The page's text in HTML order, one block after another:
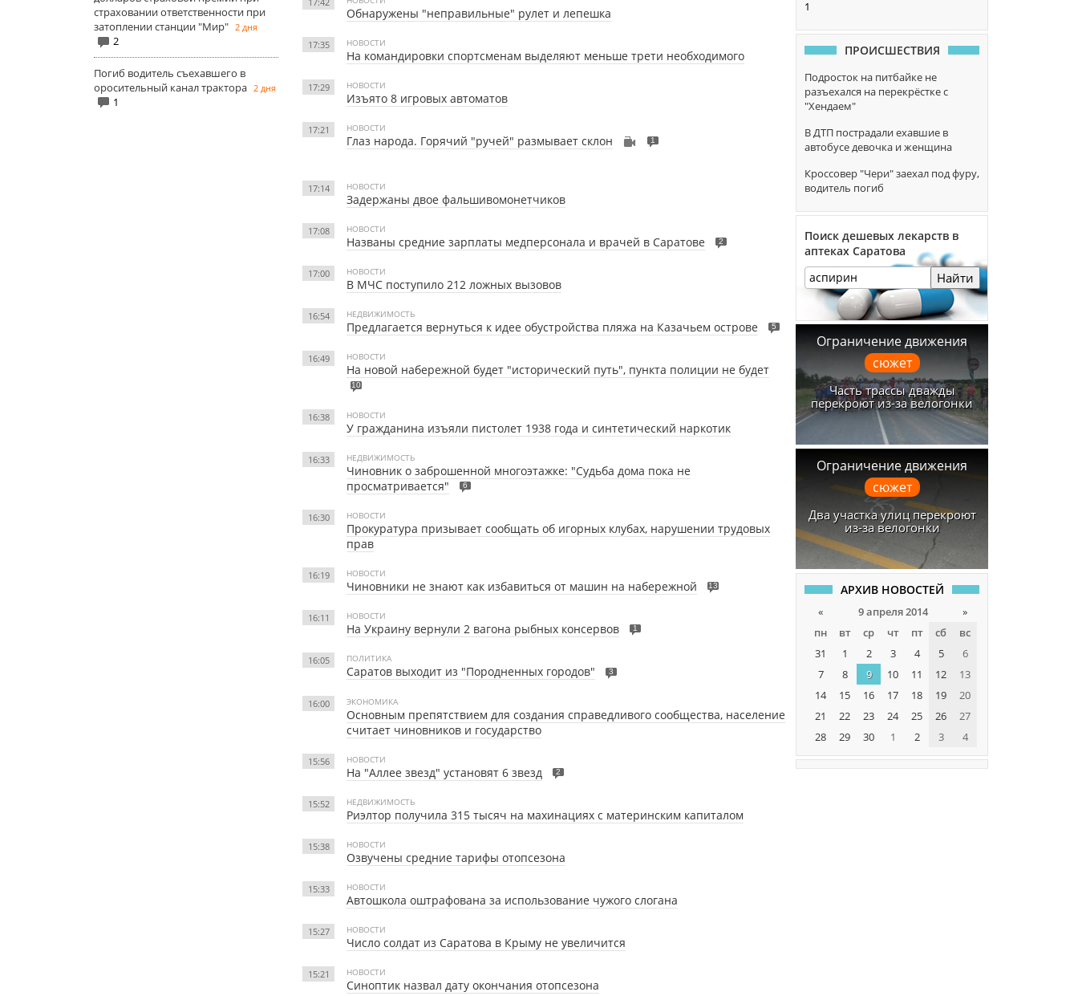
страховании ответственности при
затоплении станции "Мир" 2 дня
2
Погиб водитель съехавшего в
оросительный канал трактора 2 дня
1
Обнаружены "неправильные" рулет и лепешка
17:35 НОВОСТИ
На командировки спортсменам выделяют меньше трети необходимого
17:29 НОВОСТИ
Изъято 8 игровых автоматов
17:21 НОВОСТИ
Глаз народа. Горячий "ручей" размывает склон 1
17:14 НОВОСТИ
Задержаны двое фальшивомонетчиков
17:08 НОВОСТИ
Названы средние зарплаты медперсонала и врачей в Саратове 2
17:00 НОВОСТИ
В МЧС поступило 212 ложных вызовов
16:54 НЕДВИЖИМОСТЬ
Предлагается вернуться к идее обустройства пляжа на Казачьем острове 5
16:49 НОВОСТИ
На новой набережной будет "исторический путь", пункта полиции не будет
10
16:38 НОВОСТИ
У гражданина изъяли пистолет 1938 года и синтетический наркотик
16:33 НЕДВИЖИМОСТЬ
Чиновник о заброшенной многоэтажке: "Судьба дома пока не
просматривается"
6
16:30 НОВОСТИ
Прокуратура призывает сообщать об игорных клубах, нарушении трудовых
прав
16:19 НОВОСТИ
Чиновники не знают как избавиться от машин на набережной 13
16:11 НОВОСТИ
На Украину вернули 2 вагона рыбных консервов 1
16:05 ПОЛИТИКА
Саратов выходит из "Породненных городов" 3
16:00 ЭКОНОМИКА
Основным препятствием для создания справедливого сообщества, население
считает чиновников и государство
15:56 НОВОСТИ
На "Аллее звезд" установят 6 звезд 2
15:52 НЕДВИЖИМОСТЬ
Риэлтор получила 315 тысяч на махинациях с материнским капиталом
15:38 НОВОСТИ
Озвучены средние тарифы отопсезона
15:33 НОВОСТИ
Автошкола оштрафована за использование чужого слогана
15:27 НОВОСТИ
Число солдат из Саратова в Крыму не увеличится
15:21 НОВОСТИ
Синоптик назвал дату окончания отопсезона
1
ПРОИСШЕСТВИЯ
Подросток на питбайке не
разъехался на перекрёстке с
"Хендаем"
В ДТП пострадали ехавшие в
автобусе девочка и женщина
Кроссовер "Чери" заехал под фуру,
водитель погиб
Поиск дешевых лекарств в
аптеках Саратова
Найти
Ограничение движения
сюжет
Часть трассы дважды
перекроют из-за велогонки
Ограничение движения
сюжет
Два участка улиц перекроют
из-за велогонки
АРХИВ НОВОСТЕЙ
« 9 апреля 2014
»
пн
вт ср чт пт сб
вс
31
1 2 3 4 5
6
7
8 9 10 11 12
13
14
15 16 17 18 19
20
21
22 23 24 25 26
27
28
29 30 1 2 3 4